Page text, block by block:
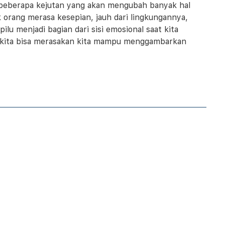
kejutan yang akan mengubah banyak hal
merasa kesepian, jauh dari lingkungannya,
menjadi bagian dari sisi emosional saat kita
bisa merasakan kita mampu menggambarkan